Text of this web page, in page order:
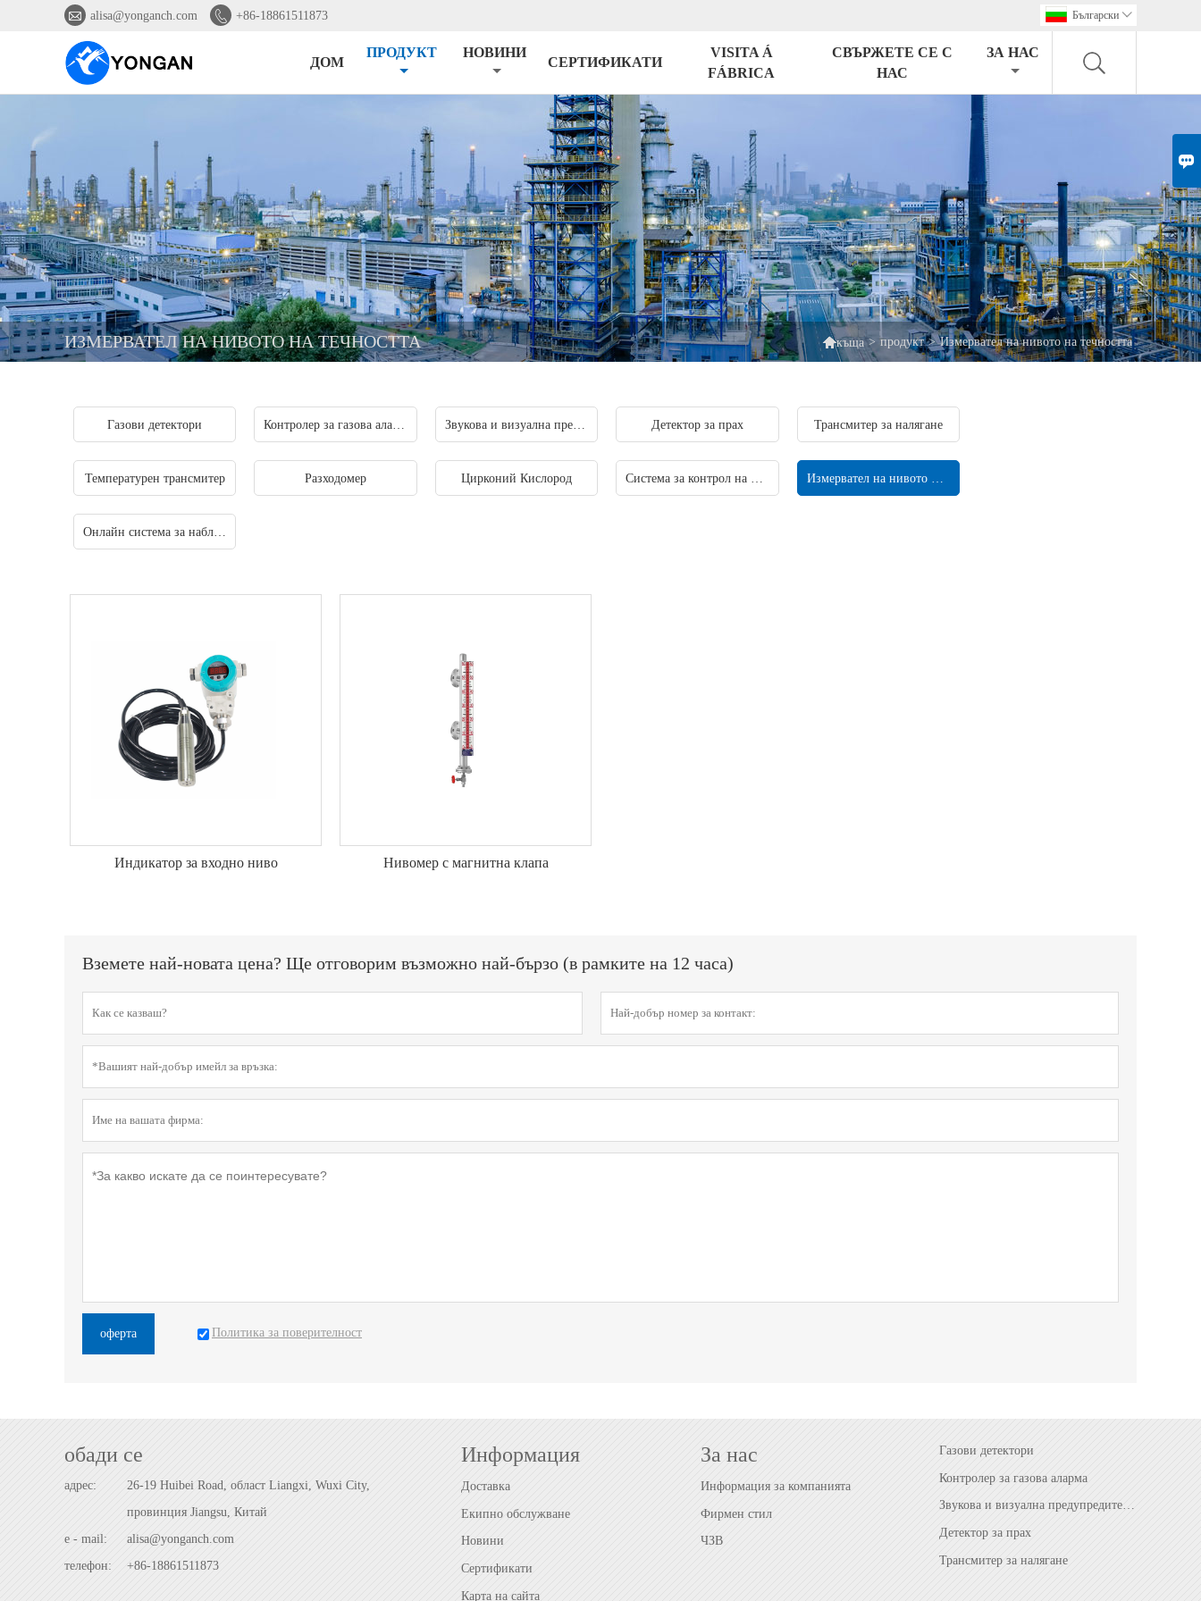

 alisa@yonganch.com  +86-18861511873 Български 
ДОМ
ПРОДУКТ НОВИНИ
СЕРТИФИКАТИ
VISITA Á
FÁBRICA
СВЪРЖЕТЕ СЕ С
НАС
ЗА НАС
ИЗМЕРВАТЕЛ НА НИВОТО НА ТЕЧНОСТТА къща > продукт > Измервател на нивото на течността
Газови детектори Контролер за газова аларма Звукова и визуална предупредителна лампа Детектор за прах Трансмитер за налягане
Температурен трансмитер Разходомер Цирконий Кислород Система за контрол на искра на тръбопровода Измервател на нивото на течността
Онлайн система за наблюдение на отработените газове
Индикатор за входно ниво Нивомер с магнитна клапа
Вземете най-новата цена? Ще отговорим възможно най-бързо (в рамките на 12 часа)
оферта Политика за поверителност
обади се
адрес:
26-19 Huibei Road, област Liangxi, Wuxi City,
провинция Jiangsu, Китай
e - mail:
alisa@yonganch.com
телефон:
+86-18861511873
Информация
Доставка
Екипно обслужване
Новини
Сертификати
Карта на сайта
За нас
Информация за компанията
Фирмен стил
ЧЗВ
Газови детектори
Контролер за газова аларма
Звукова и визуална предупредителна лампа
Детектор за прах
Трансмитер за налягане